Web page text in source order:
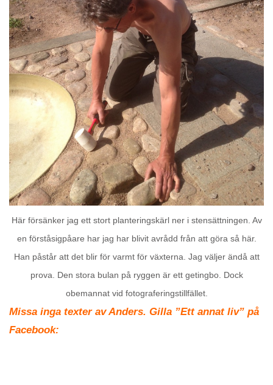
Här försänker jag ett stort planteringskärl ner i stensättningen. Av
en förståsigpåare har jag har blivit avrådd från att göra så här.
Han påstår att det blir för varmt för växterna. Jag väljer ändå att
prova. Den stora bulan på ryggen är ett getingbo. Dock
obemannat vid fotograferingstillfället.
Missa inga texter av Anders. Gilla ”Ett annat liv” på
Facebook: